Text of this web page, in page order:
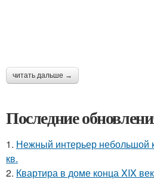
читать дальше →
Последние
1. Нежный интерьер небольшой
кв.
2. Квартира в доме конца XIX